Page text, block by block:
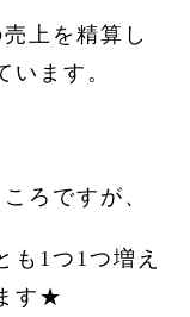
上を精算し
います。
ろですが、
も1つ1つ増え
す★